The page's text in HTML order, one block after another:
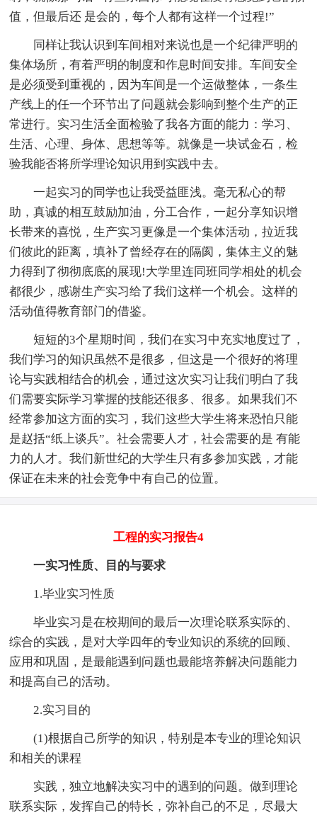
值，但最后还 是会的，每个人都有这样一个过程!”
同样让我认识到车间相对来说也是一个纪律严明的
集体场所，有着严明的制度和作息时间安排。车间安全
是必须受到重视的，因为车间是一个运做整体，一条生
产线上的任一个环节出了问题就会影响到整个生产的正
常进行。实习生活全面检验了我各方面的能力：学习、
生活、心理、身体、思想等等。就像是一块试金石，检
验我能否将所学理论知识用到实践中去。
一起实习的同学也让我受益匪浅。毫无私心的帮
助，真诚的相互鼓励加油，分工合作，一起分享知识增
长带来的喜悦，生产实习更像是一个集体活动，拉近我
们彼此的距离，填补了曾经存在的隔阂，集体主义的魅
力得到了彻彻底底的展现!大学里连同班同学相处的机会
都很少，感谢生产实习给了我们这样一个机会。这样的
活动值得教育部门的借鉴。
短短的3个星期时间，我们在实习中充实地度过了，
我们学习的知识虽然不是很多，但这是一个很好的将理
论与实践相结合的机会，通过这次实习让我们明白了我
们需要实际学习掌握的技能还很多、很多。如果我们不
经常参加这方面的实习，我们这些大学生将来恐怕只能
是赵括“纸上谈兵”。社会需要人才，社会需要的是 有能
力的人才。我们新世纪的大学生只有多参加实践，才能
保证在未来的社会竞争中有自己的位置。
工程的实习报告4
一实习性质、目的与要求
1.毕业实习性质
毕业实习是在校期间的最后一次理论联系实际的、
综合的实践，是对大学四年的专业知识的系统的回顾、
应用和巩固，是最能遇到问题也最能培养解决问题能力
和提高自己的活动。
2.实习目的
(1)根据自己所学的知识，特别是本专业的理论知识
和相关的课程
实践，独立地解决实习中的遇到的问题。做到理论
联系实际，发挥自己的特长，弥补自己的不足，尽最大